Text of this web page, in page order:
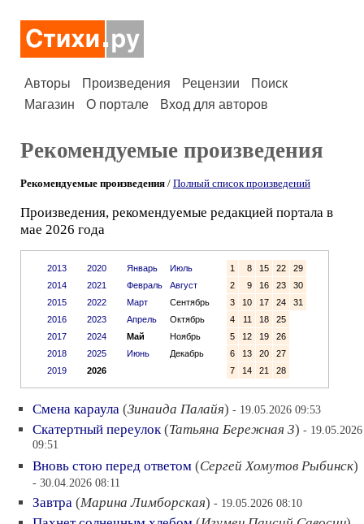
Авторы Произведения Рецензии
Поиск
Магазин
О портале Вход для авторов
Рекомендуемые произведения
Рекомендуемые произведения / Полный список произведений
Произведения, рекомендуемые редакцией портала в
мае 2026 года
2013
2014
2015
2016
2017
2018
2019
2020
2021
2022
2023
2024
2025
2026
Январь
Июль
Февраль
Август
Март
Сентябрь
Апрель
Октябрь
Май
Ноябрь
Июнь
Декабрь
1 8 15 22
29
2
9 16 23
30
3
10 17 24
31
4
11 18
25
5
12 19
26
6
13 20
27
7
14 21 28
Смена караула (Зинаида Палайя) - 19.05.2026 09:53
Скатертный переулок(Татьяна Бережная 3) - 19.05.2026
09:51
Вновь стою перед ответом (Сергей Хомутов Рыбинск)
- 30.04.2026 08:11
Завтра (Марина Лимборская) - 19.05.2026 08:10